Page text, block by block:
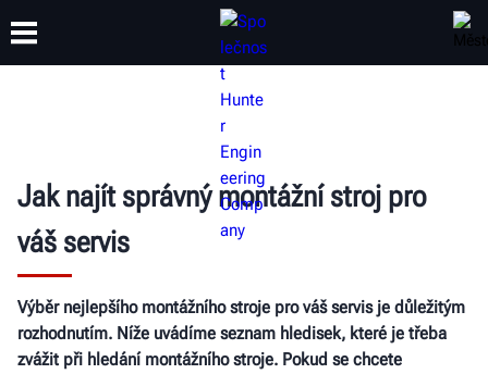
Jak najít správný montážní stroj pro
váš servis
Výběr nejlepšího montážního stroje pro váš servis je důležitým
rozhodnutím. Níže uvádíme seznam hledisek, které je třeba
zvážit při hledání montážního stroje. Pokud se chcete